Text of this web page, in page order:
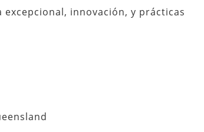
innovación, y prácticas